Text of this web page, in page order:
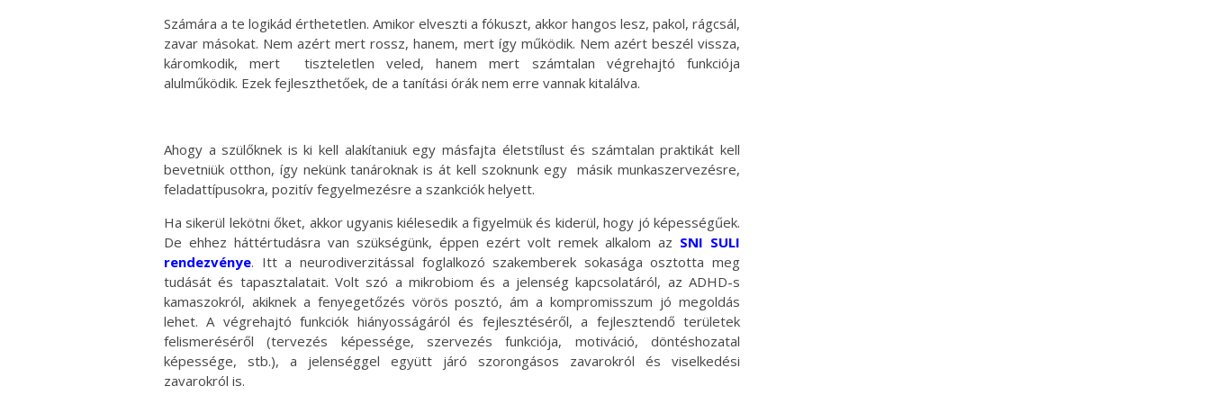
Számára a te logikád érthetetlen. Amikor elveszti a fókuszt, akkor hangos lesz, pakol, rágcsál,
zavar másokat. Nem azért mert rossz, hanem, mert így működik. Nem azért beszél vissza,
káromkodik, mert tiszteletlen veled, hanem mert számtalan végrehajtó funkciója
alulműködik. Ezek fejleszthetőek, de a tanítási órák nem erre vannak kitalálva.
Ahogy a szülőknek is ki kell alakítaniuk egy másfajta életstílust és számtalan praktikát kell
bevetniük otthon, így nekünk tanároknak is át kell szoknunk egy másik munkaszervezésre,
feladattípusokra, pozitív fegyelmezésre a szankciók helyett.
Ha sikerül lekötni őket, akkor ugyanis kiélesedik a figyelmük és kiderül, hogy jó képességűek.
De ehhez háttértudásra van szükségünk, éppen ezért volt remek alkalom az SNI SULI
rendezvénye. Itt a neurodiverzitással foglalkozó szakemberek sokasága osztotta meg
tudását és tapasztalatait. Volt szó a mikrobiom és a jelenség kapcsolatáról, az ADHD-s
kamaszokról, akiknek a fenyegetőzés vörös posztó, ám a kompromisszum jó megoldás
lehet. A végrehajtó funkciók hiányosságáról és fejlesztéséről, a fejlesztendő területek
felismeréséről (tervezés képessége, szervezés funkciója, motiváció, döntéshozatal
képessége, stb.), a jelenséggel együtt járó szorongásos zavarokról és viselkedési
zavarokról is.